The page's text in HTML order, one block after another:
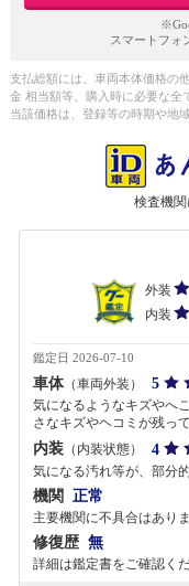
スマートフォ
支払総額には、車両本体価格の
金 相当額等、購入時に必要な全
当該価格は、登録等の時期や地
検査機関
外装
内装
鑑定日 2026-07-10
車体（車両外装） 5
気になるようなキズやへ
さなキズやヘコミが残っ
内装 （内装状態） 4
気になる汚れ等が、部分
機関 正常
主要機関に不具合はありま
修復歴 無
詳細は鑑定書をご確認くだ